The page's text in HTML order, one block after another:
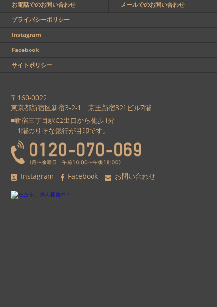
〒160-0022
東京都新宿区新宿3-2-1 京王新宿321ビル7階
■新宿三丁目駅C2出口から徒歩1分
1階のりそな銀行が目印です。
Instagram Facebook お問い合わせ
お電話でのお問い合わせ
メールでのお問い合わせ
プライバシーポリシー
Instagram
Facebook
サイトポリシー